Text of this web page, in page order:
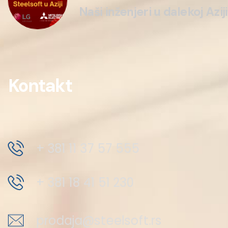
Naši inženjeri u dalekoj Aziji
Kontakt
+ 381 11 37 57 555
+ 381 18 41 51 230
prodaja@steelsoft.rs